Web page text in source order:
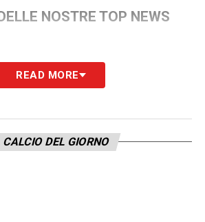
NOSTRE TOP NEWS
READ MORE
CALCIO DEL GIORNO